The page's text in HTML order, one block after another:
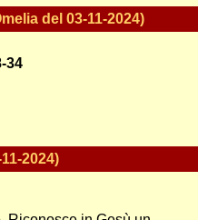
del 03-11-2024)
34
2024)